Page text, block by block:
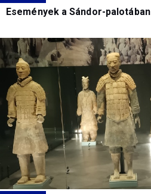
Események a Sándor-palotában